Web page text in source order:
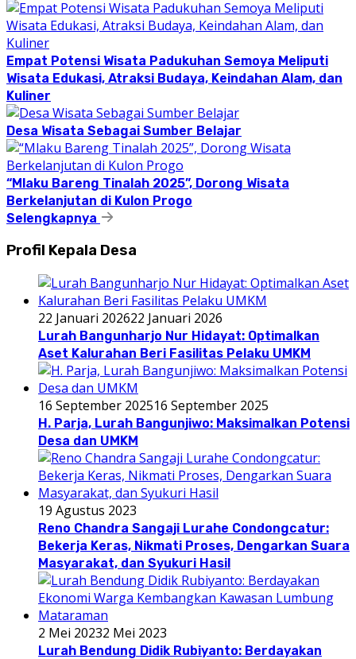
Empat Potensi Wisata Padukuhan Semoya Meliputi
Wisata Edukasi, Atraksi Budaya, Keindahan Alam, dan
Kuliner
Desa Wisata Sebagai Sumber Belajar
“Mlaku Bareng Tinalah 2025”, Dorong Wisata
Berkelanjutan di Kulon Progo
Selengkapnya
Profil Kepala Desa
22 Januari 202622 Januari 2026
Lurah Bangunharjo Nur Hidayat: Optimalkan
Aset Kalurahan Beri Fasilitas Pelaku UMKM
16 September 202516 September 2025
H. Parja, Lurah Bangunjiwo: Maksimalkan Potensi
Desa dan UMKM
19 Agustus 2023
Reno Chandra Sangaji Lurahe Condongcatur:
Bekerja Keras, Nikmati Proses, Dengarkan Suara
Masyarakat, dan Syukuri Hasil
2 Mei 20232 Mei 2023
Lurah Bendung Didik Rubiyanto: Berdayakan